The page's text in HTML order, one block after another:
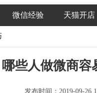
微信经验 天猫开店
哪些人做微商容
发布时间：2019-09-26